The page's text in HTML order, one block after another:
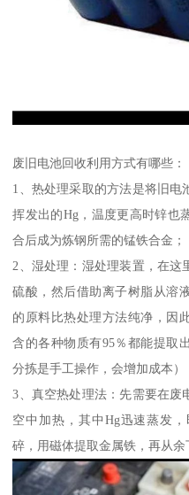
废旧电池回收利用方式有哪些：
1、热处理采取的方法是将旧电
挥发出的Hg，温度更高时锌也
合后成为炼钢所需的锰铁合金；
2、湿处理：湿处理装置，在这
硫酸，然后借助离子树脂从溶
的原料比热处理方法纯净，因
含的各种物质有95％都能提取
分拣是手工操作，会增加成本）
3、真空热处理法：先需要在废
空中加热，其中Hg迅速蒸发
碎，用磁体提取金属铁，再从余